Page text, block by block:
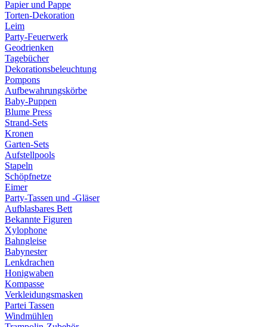
Papier und Pappe
Torten-Dekoration
Leim
Party-Feuerwerk
Geodrienken
Tagebücher
Dekorationsbeleuchtung
Pompons
Aufbewahrungskörbe
Baby-Puppen
Blume Press
Strand-Sets
Kronen
Garten-Sets
Aufstellpools
Stapeln
Schöpfnetze
Eimer
Party-Tassen und -Gläser
Aufblasbares Bett
Bekannte Figuren
Xylophone
Bahngleise
Babynester
Lenkdrachen
Honigwaben
Kompasse
Verkleidungsmasken
Partei Tassen
Windmühlen